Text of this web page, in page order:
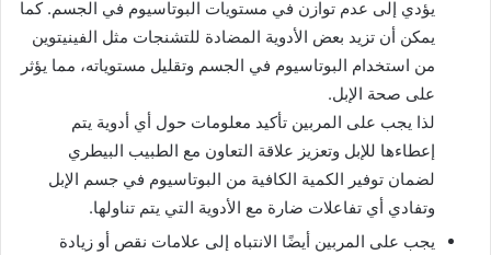
يؤدي إلى عدم توازن في مستويات البوتاسيوم في الجسم. كما
يمكن أن تزيد بعض الأدوية المضادة للتشنجات مثل الفينيتوين
من استخدام البوتاسيوم في الجسم وتقليل مستوياته، مما يؤثر
على صحة الإبل.
لذا يجب على المربين تأكيد معلومات حول أي أدوية يتم
إعطاءها للإبل وتعزيز علاقة التعاون مع الطبيب البيطري
لضمان توفير الكمية الكافية من البوتاسيوم في جسم الإبل
وتفادي أي تفاعلات ضارة مع الأدوية التي يتم تناولها.
يجب على المربين أيضًا الانتباه إلى علامات نقص أو زيادة